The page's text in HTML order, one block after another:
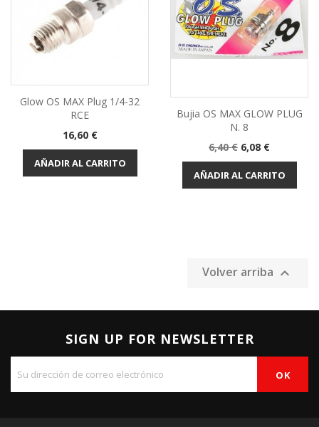
Glow OS MAX Plug 1/4-32
RCE
Precio
16,60 €
AÑADIR AL CARRITO
Bujia OS MAX GLOW PLUG
N. 8
Precio
base
6,40 € Precio
6,08 €
AÑADIR AL CARRITO
Volver arriba 
SIGN UP FOR NEWSLETTER